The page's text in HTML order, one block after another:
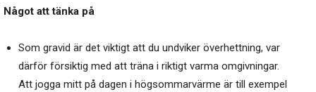
Något att tänka på
Som gravid är det viktigt att du undviker överhettning, var
därför försiktig med att träna i riktigt varma omgivningar.
Att jogga mitt på dagen i högsommarvärme är till exempel